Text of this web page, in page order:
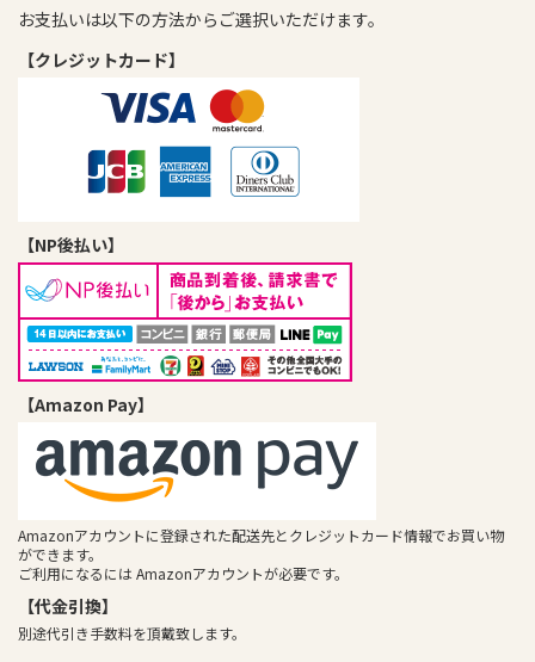
お支払いは以下の方法からご選択いただけます。
【クレジットカード】
【NP後払い】
【Amazon Pay】
Amazonアカウントに登録された配送先とクレジットカード情報でお買い物
ができます。
ご利用になるには Amazonアカウントが必要です。
【代金引換】
別途代引き手数料を頂戴致します。